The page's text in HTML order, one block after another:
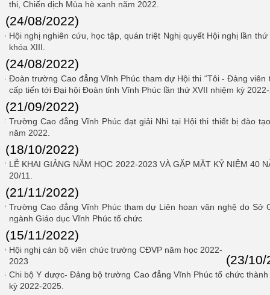
thi, Chiến dịch Mùa hè xanh năm 2022.
(24/08/2022)
Hội nghị nghiên cứu, học tập, quán triệt Nghị quyết Hội nghị lần
khóa XIII.
(24/08/2022)
Đoàn trường Cao đẳng Vĩnh Phúc tham dự Hội thi “Tôi - Đảng
cấp tiến tới Đại hội Đoàn tỉnh Vĩnh Phúc lần thứ XVII nhiệm kỳ
(21/09/2022)
Trường Cao đẳng Vĩnh Phúc đạt giải Nhì tại Hội thi thiết bị đào
năm 2022.
(18/10/2022)
LỄ KHAI GIẢNG NĂM HỌC 2022-2023 VÀ GẶP MẶT KỶ NIỆM 40
20/11.
(21/11/2022)
Trường Cao đẳng Vĩnh Phúc tham dự Liên hoan văn nghệ do Sở
ngành Giáo dục Vĩnh Phúc tổ chức
(15/11/2022)
Hội nghị cán bộ viên chức trường CĐVP năm học 2022-
2023
(23/10/
Chi bộ Y dược- Đảng bộ trường Cao đẳng Vĩnh Phúc tổ chức
kỳ 2022-2025.